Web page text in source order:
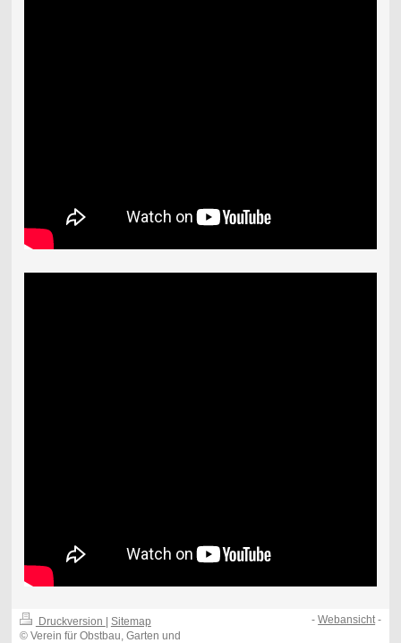
Druckversion
Sitemap
© Verein für Obstbau, Garten und
-Webansicht-